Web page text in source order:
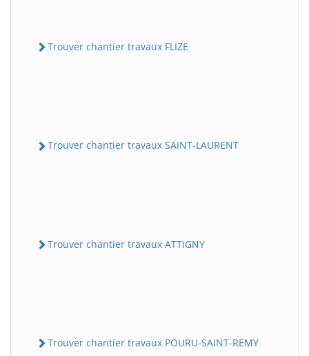
Trouver chantier travaux FLIZE
Trouver chantier travaux SAINT-LAURENT
Trouver chantier travaux ATTIGNY
Trouver chantier travaux POURU-SAINT-REMY